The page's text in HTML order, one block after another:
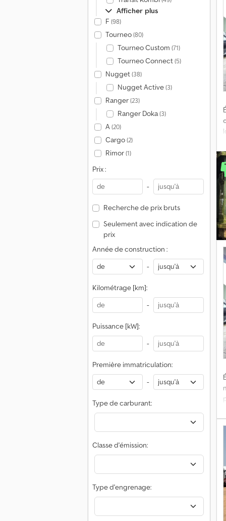
Afficher plus
F (98)
Tourneo(80)
Tourneo Custom (71)
Tourneo Connect(5)
Nugget(38)
Nugget Active(3)
Ranger(23)
Ranger Doka(3)
A(20)
Cargo(2)
Rimor(1)
Prix :
-
Recherche de prix bruts
Seulement avec indication de
prix
Année de construction :
-
Kilométrage [km]:
-
Puissance [kW]:
-
Première immatriculation:
-
Type de carburant:
Classe d'émission:
Type d'engrenage: